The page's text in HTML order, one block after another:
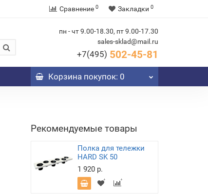
Сравнение 0 Закладки 0
пн - чт 9.00-18.30, пт 9.00-17.30
sales-sklad@mail.ru
+7(495) 502-45-81
Корзинапокупок: 0
Рекомендуемые товары
Полка для тележки
HARD SK 50
1 920 р.